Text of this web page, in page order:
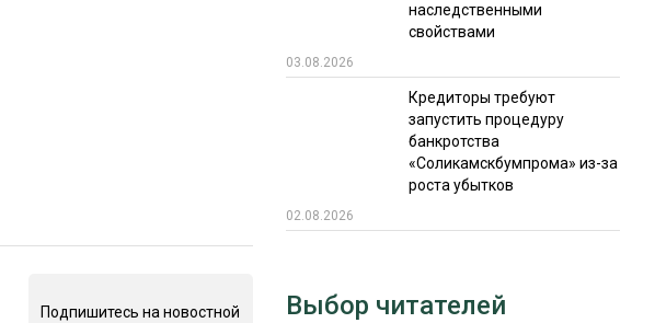
Подпишитесь на новостной
наследственными
свойствами
03.08.2026
Кредиторы требуют
запустить процедуру
банкротства
«Соликамскбумпрома» из-за
роста убытков
02.08.2026
Выбор читателей